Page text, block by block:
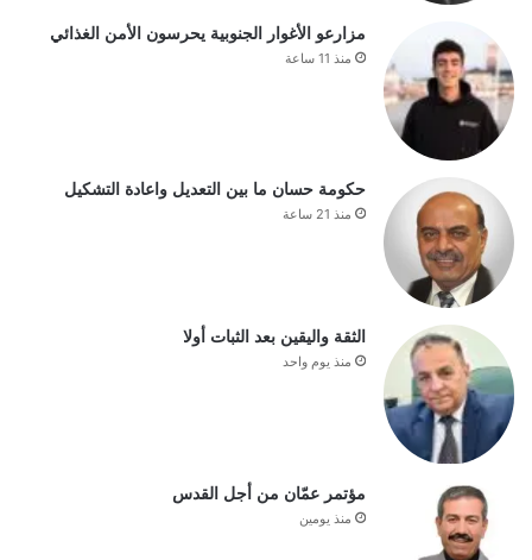
مزارعو الأغوار الجنوبية يحرسون الأمن الغذائي
منذ 11 ساعة
حكومة حسان ما بين التعديل واعادة التشكيل
منذ 21 ساعة
الثقة واليقين بعد الثبات أولا
منذ يوم واحد
مؤتمر عمّان من أجل القدس
منذ يومين